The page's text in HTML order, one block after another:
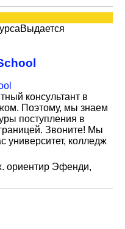
Выдается
консультант в
Поэтому, мы знаем
поступления в
Звоните! Мы
университет, колледж
ориентир Эфенди,